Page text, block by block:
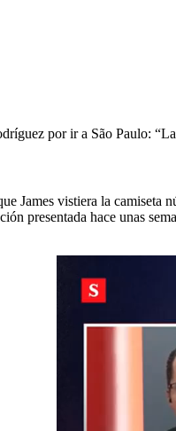
por ir a São Paulo:
James vistiera la camiseta
presentada hace unas